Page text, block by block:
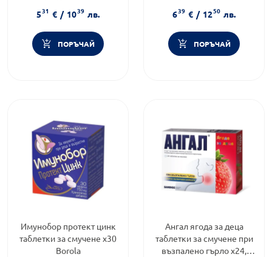
531 € / 1039 лв.
ПОРЪЧАЙ
639 € / 1250 лв.
ПОРЪЧАЙ
Имунобор протект цинк
таблетки за смучене х30
Borola
Ангал ягода за деца
таблетки за смучене при
възпалено гърло х24,